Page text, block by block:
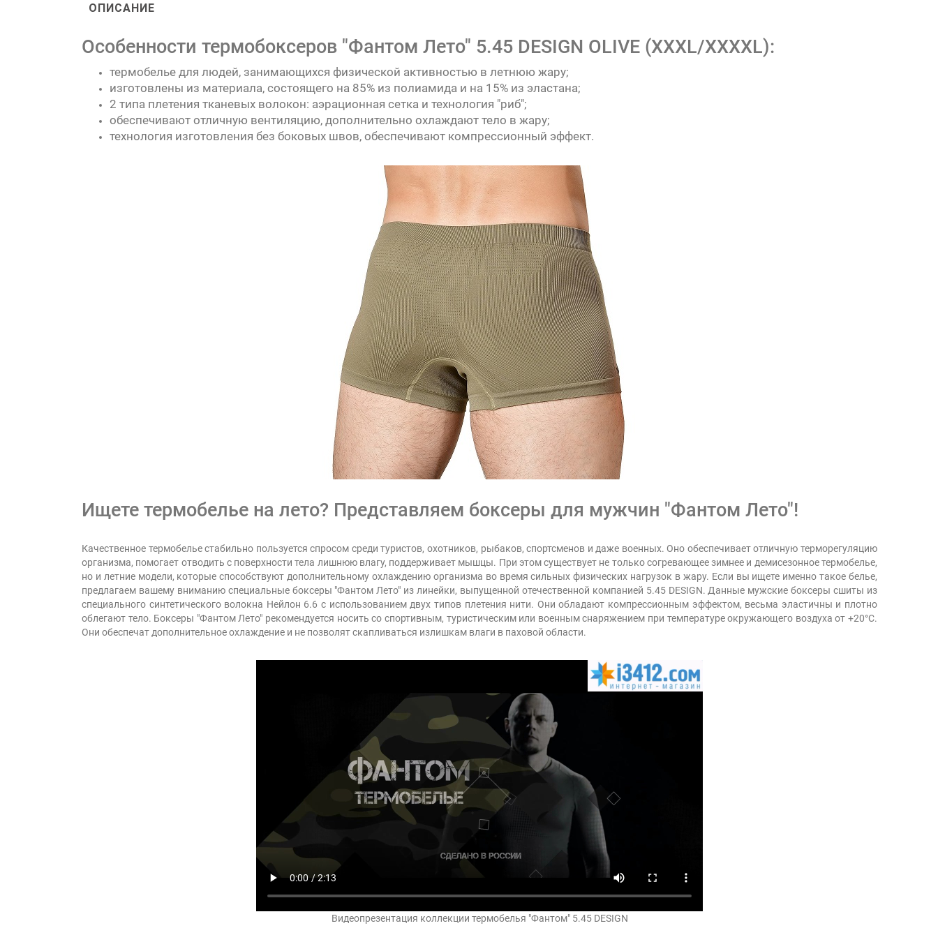
ОПИСАНИЕ
Особенности термобоксеров "Фантом Лето" 5.45 DESIGN OLIVE (XXXL/XXXXL):
термобелье для людей, занимающихся физической активностью в летнюю жару;
изготовлены из материала, состоящего на 85% из полиамида и на 15% из эластана;
2 типа плетения тканевых волокон: аэрационная сетка и технология "риб";
обеспечивают отличную вентиляцию, дополнительно охлаждают тело в жару;
технология изготовления без боковых швов, обеспечивают компрессионный эффект.
Ищете термобелье на лето? Представляем боксеры для мужчин "Фантом Лето"!
Качественное термобелье стабильно пользуется спросом среди туристов, охотников, рыбаков, спортсменов и даже военных. Оно обеспечивает отличную терморегуляцию
организма, помогает отводить с поверхности тела лишнюю влагу, поддерживает мышцы. При этом существует не только согревающее зимнее и демисезонное термобелье,
но и летние модели, которые способствуют дополнительному охлаждению организма во время сильных физических нагрузок в жару. Если вы ищете именно такое белье,
предлагаем вашему вниманию специальные боксеры "Фантом Лето" из линейки, выпущенной отечественной компанией 5.45 DESIGN. Данные мужские боксеры сшиты из
специального синтетического волокна Нейлон 6.6 с использованием двух типов плетения нити. Они обладают компрессионным эффектом, весьма эластичны и плотно
облегают тело. Боксеры "Фантом Лето" рекомендуется носить со спортивным, туристическим или военным снаряжением при температуре окружающего воздуха от +20°С.
Они обеспечат дополнительное охлаждение и не позволят скапливаться излишкам влаги в паховой области.
Видеопрезентация коллекции термобелья "Фантом" 5.45 DESIGN